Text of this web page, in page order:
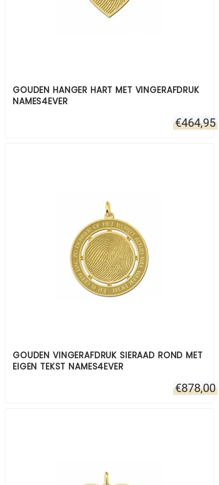
GOUDEN HANGER HART MET VINGERAFDRUK
NAMES4EVER
€464,95
GOUDEN VINGERAFDRUK SIERAAD ROND MET
EIGEN TEKST NAMES4EVER
€878,00